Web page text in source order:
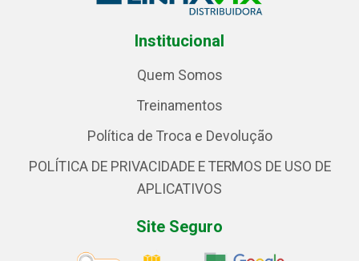
Institucional
Quem Somos
Treinamentos
Política de Troca e Devolução
POLÍTICA DE PRIVACIDADE E TERMOS DE USO DE
APLICATIVOS
Site Seguro